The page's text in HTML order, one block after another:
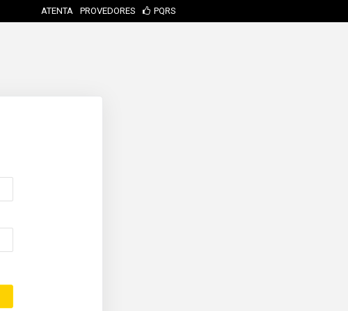
ATENTA PROVEDORES PQRS